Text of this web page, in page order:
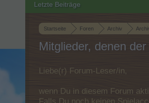
Startseite Foren Archiv
Mitglieder, denen
Liebe(r) Forum-Leser/in,
wenn Du in diesem Forum
Letzte Beiträge